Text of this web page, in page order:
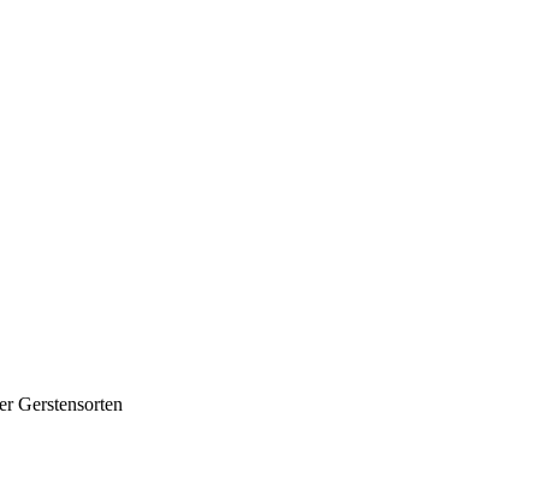
Gerstensorten